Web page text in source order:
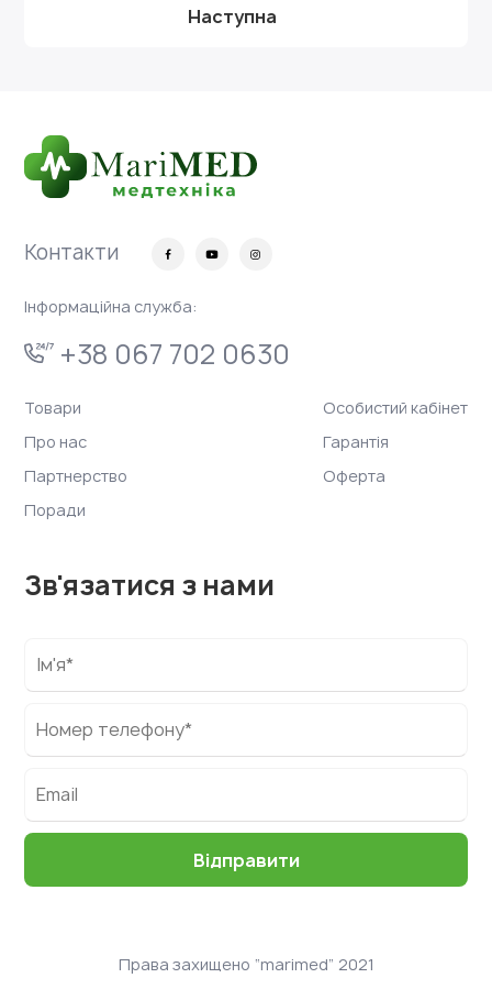
Наступна
Контакти
Інформаційна служба:
+38 067 702 0630
Товари
Про нас
Партнерство
Поради
Особистий кабінет
Гарантія
Оферта
Зв'язатися з нами
Права захищено “marimed” 2021